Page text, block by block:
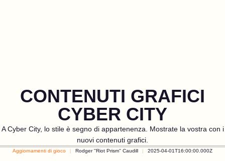
CONTENUTI GRAFICI
CYBER CITY
A Cyber City, lo stile è segno di appartenenza. Mostrate la vostra con i
nuovi contenuti grafici.
Aggiornamenti di gioco Rodger ''Riot Prism'' Caudill 2025-04-01T16:00:00.000Z